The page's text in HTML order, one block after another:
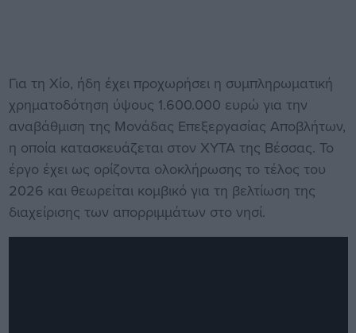
Για τη Χίο, ήδη έχει προχωρήσει η συμπληρωματική
χρηματοδότηση ύψους 1.600.000 ευρώ για την
αναβάθμιση της Μονάδας Επεξεργασίας Αποβλήτων,
η οποία κατασκευάζεται στον ΧΥΤΑ της Βέσσας. Το
έργο έχει ως ορίζοντα ολοκλήρωσης το τέλος του
2026 και θεωρείται κομβικό για τη βελτίωση της
διαχείρισης των απορριμμάτων στο νησί.